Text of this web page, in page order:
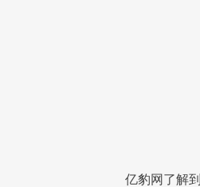
亿豹网了解